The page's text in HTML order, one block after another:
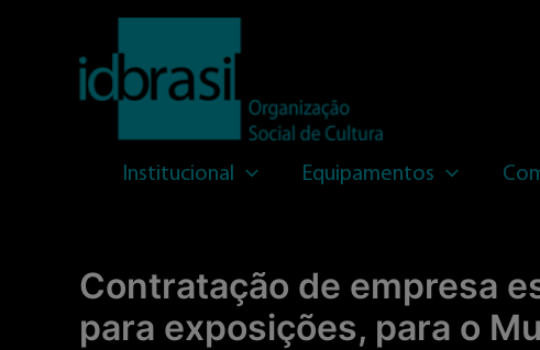
Institucional Equipamentos
Contratação de empresa
para exposições, para o